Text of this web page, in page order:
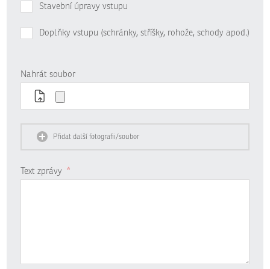
Stavební úpravy vstupu
Doplňky vstupu (schránky, stříšky, rohože, schody apod.)
Nahrát soubor
Přidat další fotografii/soubor
Text zprávy *